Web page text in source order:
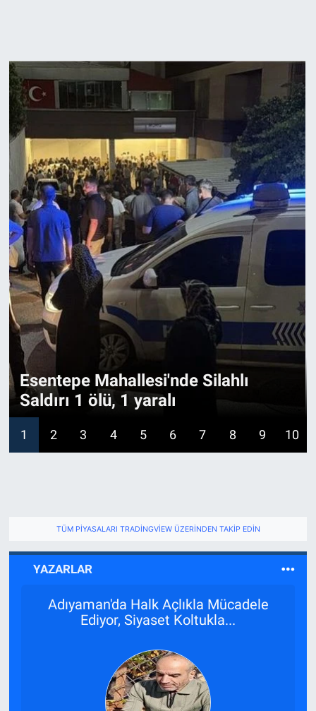
Esentepe Mahallesi'nde Silahlı
Saldırı 1 ölü, 1 yaralı
1 2 3 4 5 6 7 8 9 10
TÜM PIYASALARI TRADINGVIEW ÜZERINDEN TAKIP EDIN
YAZARLAR
Devletimiz Gereğini Yaptı… Peki Ya
Müteahhit ve Ustalar Ne Yaptı?